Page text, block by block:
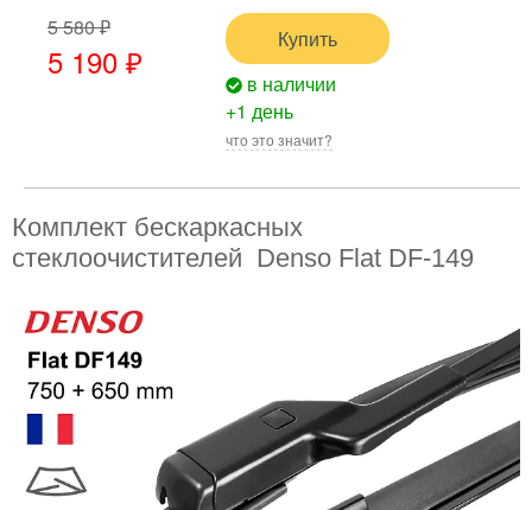
5 580 ₽
5 190 ₽
Купить
в наличии
+1 день
что это значит?
Комплект бескаркасных
стеклоочистителей Denso Flat DF-149